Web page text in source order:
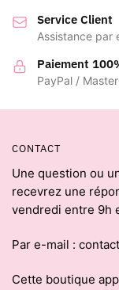
Service Client
Assistance par
Paiement
PayPal /
CONTACT
Une question ou
recevrez une
vendredi entre 9h
Par e-mail :
Cette boutique